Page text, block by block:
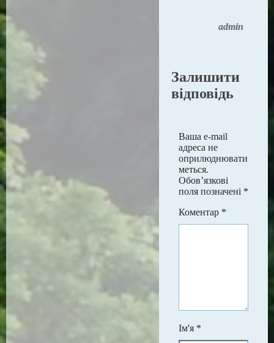
admin
Залишити
відповідь
Ваша e-mail
адреса не
оприлюднювати
меться.
Обов’язкові
поля позначені *
Коментар *
Ім'я *